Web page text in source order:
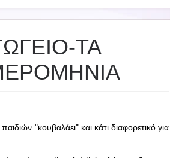
ΤΑ
"κουβαλάει" και κάτι διαφορετικό για